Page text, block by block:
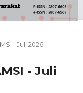
- Juli 2026
- Juli